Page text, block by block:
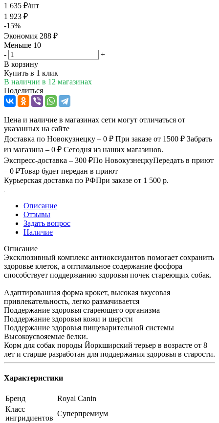
1 635 ₽/шт
1 923 ₽
-15%
Экономия 288 ₽
Меньше 10
-
+
В корзину
Купить в 1 клик
В наличии в 12 магазинах
Поделиться
Цена и наличие в магазинах сети могут отличаться от
указанных на сайте
Доставка по Новокузнецку – 0 ₽ При заказе от 1500 ₽ Забрать
из магазина – 0 ₽ Сегодня из наших магазинов.
Экспресс-доставка – 300 ₽По НовокузнецкуПередать в приют
– 0 ₽Товар будет передан в приют
Курьерская доставка по РФПри заказе от 1 500 р.
Описание
Отзывы
Задать вопрос
Наличие
Описание
Эксклюзивный комплекс антиоксидантов помогает сохранить
здоровье клеток, а оптимальное содержание фосфора
способствует поддержанию здоровья почек стареющих собак.
Адаптированная форма крокет, высокая вкусовая
привлекательность, легко размачивается
Поддержание здоровья стареющего организма
Поддержание здоровья кожи и шерсти
Поддержание здоровья пищеварительной системы
Высокоусвояемые белки.
Корм для собак породы Йоркширский терьер в возрасте от 8
лет и старше разработан для поддержания здоровья в старости.
Характеристики
Бренд
Royal Canin
Класс
ингридиентов
Суперпремиум